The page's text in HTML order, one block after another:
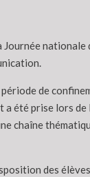
Journée nationale
de
a été prise lors
chaîne
des